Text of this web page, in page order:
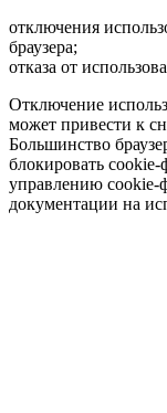
отключения
браузера;
отказа от
Отключение
может привести к
Большинство
блокировать
управлению cookie-
документации на